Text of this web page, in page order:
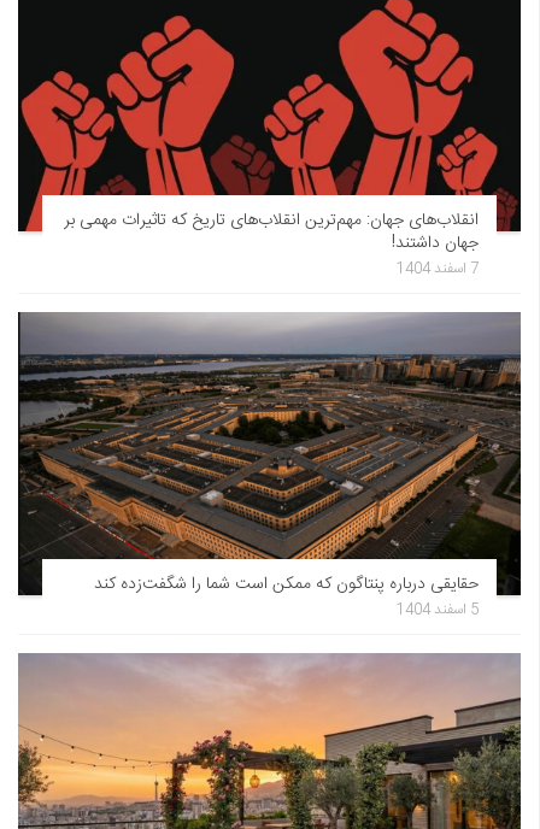
انقلاب‌های جهان: مهم‌ترین انقلاب‌های تاریخ که تاثیرات مهمی بر
جهان داشتند!
7 اسفند 1404
حقایقی درباره پنتاگون که ممکن است شما را شگفت‌زده کند
5 اسفند 1404